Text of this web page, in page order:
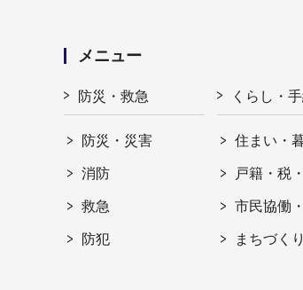
メニュー
防災・救急
防災・災害
消防
救急
防犯
くらし・
住まい・
戸籍・税
市民協働
まちづく